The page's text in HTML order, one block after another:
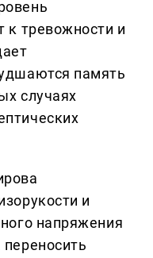
к тревожности и
память
случаях
и
напряжения